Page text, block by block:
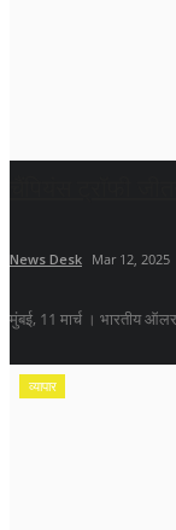
News Desk Mar 12, 2025
मुंबई, 11 मार्च । भारतीय
व्यापार